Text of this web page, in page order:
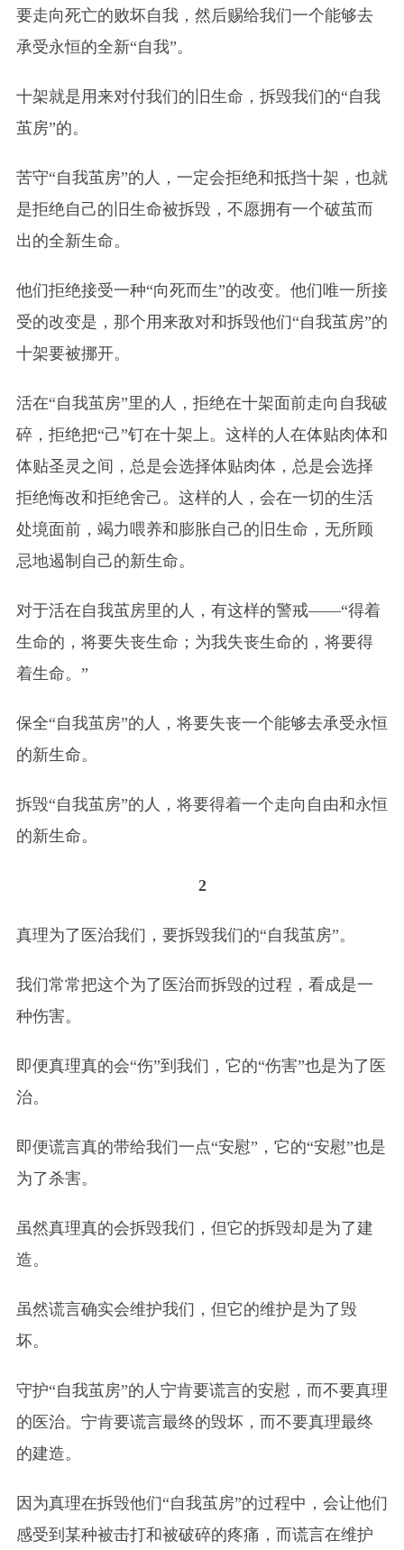
要走向死亡的败坏自我，然后赐给我们一个能够去
承受永恒的全新“自我”。
十架就是用来对付我们的旧生命，拆毁我们的“自我
茧房”的。
苦守“自我茧房”的人，一定会拒绝和抵挡十架，也就
是拒绝自己的旧生命被拆毁，不愿拥有一个破茧而
出的全新生命。
他们拒绝接受一种“向死而生”的改变。他们唯一所接
受的改变是，那个用来敌对和拆毁他们“自我茧房”的
十架要被挪开。
活在“自我茧房”里的人，拒绝在十架面前走向自我破
碎，拒绝把“己”钉在十架上。这样的人在体贴肉体和
体贴圣灵之间，总是会选择体贴肉体，总是会选择
拒绝悔改和拒绝舍己。这样的人，会在一切的生活
处境面前，竭力喂养和膨胀自己的旧生命，无所顾
忌地遏制自己的新生命。
对于活在自我茧房里的人，有这样的警戒——“得着
生命的，将要失丧生命；为我失丧生命的，将要得
着生命。”
保全“自我茧房”的人，将要失丧一个能够去承受永恒
的新生命。
拆毁“自我茧房”的人，将要得着一个走向自由和永恒
的新生命。
2
真理为了医治我们，要拆毁我们的“自我茧房”。
我们常常把这个为了医治而拆毁的过程，看成是一
种伤害。
即便真理真的会“伤”到我们，它的“伤害”也是为了医
治。
即便谎言真的带给我们一点“安慰”，它的“安慰”也是
为了杀害。
虽然真理真的会拆毁我们，但它的拆毁却是为了建
造。
虽然谎言确实会维护我们，但它的维护是为了毁
坏。
守护“自我茧房”的人宁肯要谎言的安慰，而不要真理
的医治。宁肯要谎言最终的毁坏，而不要真理最终
的建造。
因为真理在拆毁他们“自我茧房”的过程中，会让他们
感受到某种被击打和被破碎的疼痛，而谎言在维护